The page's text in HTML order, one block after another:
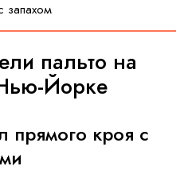
запахом
пальто на
Йорке
прямого кроя с